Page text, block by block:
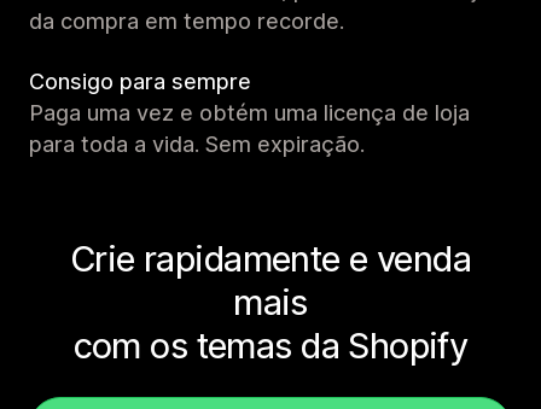
da compra em tempo recorde.
Consigo para sempre
Paga uma vez e obtém uma licença de loja
para toda a vida. Sem expiração.
Crie rapidamente e venda
mais
com os temas da Shopify